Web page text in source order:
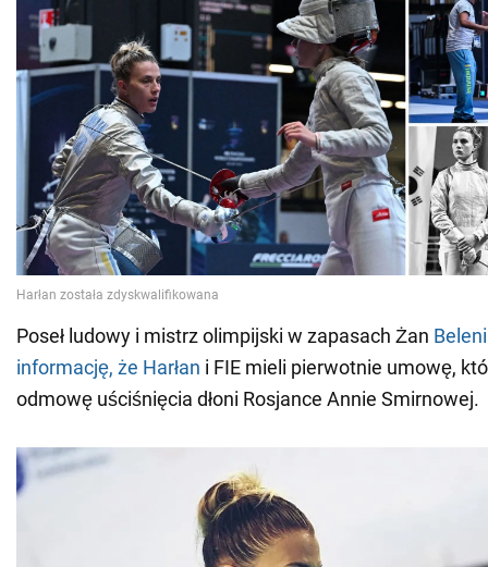
Poseł ludowy i mistrz olimpijski w zapasach Żan
informację, że Harłan i FIE mieli pierwotnie umowę,
odmowę uściśnięcia dłoni Rosjance Annie Smirnowej.